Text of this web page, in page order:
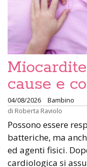
cause e
04/08/2026
Bambino
di Roberta Raviolo
Possono essere
batteriche, ma
ed agenti fisici.
cardiologica si